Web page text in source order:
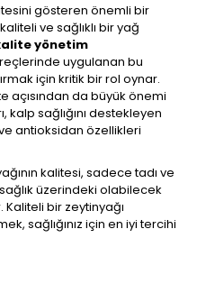
gösteren önemli bir
ve sağlıklı bir yağ
yönetim
uygulanan bu
için kritik bir rol oynar.
açısından da büyük önemi
kalp sağlığını destekleyen
antioksidan özellikleri
kalitesi, sadece tadı ve
üzerindeki olabilecek
bir zeytinyağı
sağlığınız için en iyi tercihi